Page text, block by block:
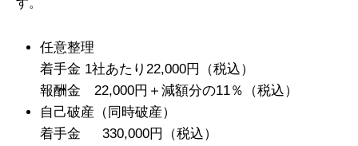
す。
任意整理
着手金 1社あたり22,000円（税込）
報酬金 22,000円＋減額分の11％（税込）
自己破産（同時破産）
着手金 330,000円（税込）